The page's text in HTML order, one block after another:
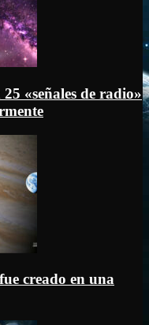
«señales de radio»
creado en una